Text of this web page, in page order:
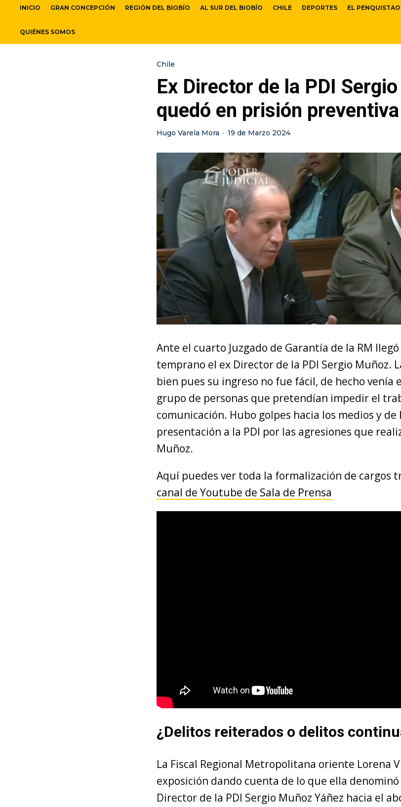
INICIO GRAN CONCEPCIÓN REGIÓN DEL BIOBÍO AL SUR DEL BIOBÍO CHILE DEPORTES EL PENQUISTAO
QUIÉNES SOMOS
Chile
Ex Director de la PDI
quedó en prisión preventiva
Hugo Varela Mora · 19 de Marzo 2024
Ante el cuarto Juzgado de Garantía de la RM
temprano el ex Director de la PDI Sergio Muñoz.
bien pues su ingreso no fue fácil, de hecho venía
grupo de personas que pretendían impedir el
comunicación. Hubo golpes hacia los medios y
presentación a la PDI por las agresiones que
Muñoz.
Aquí puedes ver toda la formalización de cargos
canal de Youtube de Sala de Prensa
¿Delitos reiterados o delitos
La Fiscal Regional Metropolitana oriente Lorena
exposición dando cuenta de lo que ella denominó
Director de la PDI Sergio Muñoz Yáñez hacia el